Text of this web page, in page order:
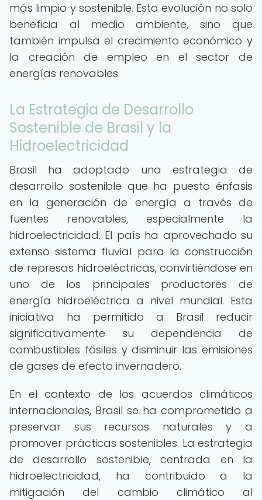
más limpio y sostenible. Esta evolución no solo
beneficia al medio ambiente, sino que
también impulsa el crecimiento económico y
la creación de empleo en el sector de
energías renovables.
La Estrategia de Desarrollo
Sostenible de Brasil y la
Hidroelectricidad
Brasil ha adoptado una estrategia de
desarrollo sostenible que ha puesto énfasis
en la generación de energía a través de
fuentes renovables, especialmente la
hidroelectricidad. El país ha aprovechado su
extenso sistema fluvial para la construcción
de represas hidroeléctricas, convirtiéndose en
uno de los principales productores de
energía hidroeléctrica a nivel mundial. Esta
iniciativa ha permitido a Brasil reducir
significativamente su dependencia de
combustibles fósiles y disminuir las emisiones
de gases de efecto invernadero.
En el contexto de los acuerdos climáticos
internacionales, Brasil se ha comprometido a
preservar sus recursos naturales y a
promover prácticas sostenibles. La estrategia
de desarrollo sostenible, centrada en la
hidroelectricidad, ha contribuido a la
mitigación del cambio climático al